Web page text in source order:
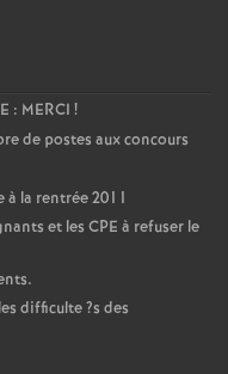
: MERCI !
de postes aux concours
à la rentrée 2011
et les CPE à refuser le
difficulte?s des